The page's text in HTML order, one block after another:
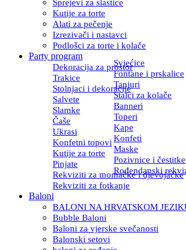
Sprejevi za slastice
Kutije za torte
Alati za pečenje
Izrezivači i nastavci
Podlošci za torte i kolače
Party program
Dekoracija za prostor
Svjećice
Trakice
Fontane i prskalice
Stolnjaci i dekoracije
Tanjuri
Salvete
Stalci za kolače
Slamke
Banneri
Čaše
Toperi
Ukrasi
Kape
Konfetni topovi Konfeti
Kutije za torte
Maske
Pinjate
Pozivnice i čestitke
Rekviziti za momačke i djevojačke
Rođendanski
Rekviziti za fotkanje
Baloni
BALONI NA HRVATSKOM
Bubble Baloni
Baloni za vjerske svečanosti
Balonski setovi